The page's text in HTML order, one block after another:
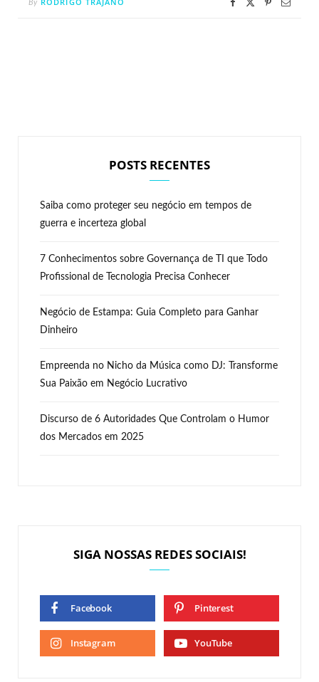
By
POSTS RECENTES
Saiba como proteger seu negócio em tempos de
guerra e incerteza global
7 Conhecimentos sobre Governança de TI que Todo
Profissional de Tecnologia Precisa Conhecer
Negócio de Estampa: Guia Completo para Ganhar
Dinheiro
Empreenda no Nicho da Música como DJ: Transforme
Sua Paixão em Negócio Lucrativo
Discurso de 6 Autoridades Que Controlam o Humor
dos Mercados em 2025
SIGA NOSSAS REDES SOCIAIS!
Facebook Pinterest
Instagram YouTube